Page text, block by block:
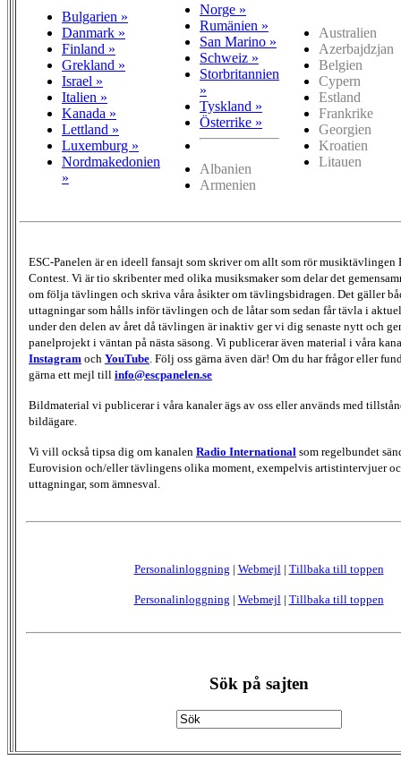
Bulgarien »
Danmark »
Finland »
Grekland »
Israel »
Italien »
Kanada »
Lettland »
Luxemburg »
Nordmakedonien
»
Norge »
Rumänien »
San Marino »
Schweiz »
Storbritannien
»
Tyskland »
Österrike »
Albanien
Armenien
Australien
Azerbajdzjan
Belgien
Cypern
Estland
Frankrike
Georgien
Kroatien
Litauen
ESC-Panelen är en ideell fansajt som skriver om allt som rör musiktävlingen
Contest. Vi är tio skribenter med olika musiksmaker som delar det
om följa tävlingen och skriva våra åsikter om tävlingsbidragen. Det gäller
uttagningar som hålls inför tävlingen och de låtar som sedan får tävla i
under den delen av året då tävlingen är inaktiv ger vi dig senaste nytt och
panelprojekt i väntan på nästa säsong. Vi publicerar även material i våra
Instagram och YouTube . Följ oss gärna även där! Om du har frågor eller
gärna ett mejl till info@escpanelen.se
Bildmaterial vi publicerar i våra kanaler ägs av oss eller används med
bildägare.
Vi vill också tipsa dig om kanalen Radio International som regelbundet
Eurovision och/eller tävlingens olika moment, exempelvis artistintervjuer
uttagningar, som ämnesval.
Personalinloggning | Webmejl | Tillbaka till toppen
Personalinloggning | Webmejl | Tillbaka till toppen
Sök på sajten